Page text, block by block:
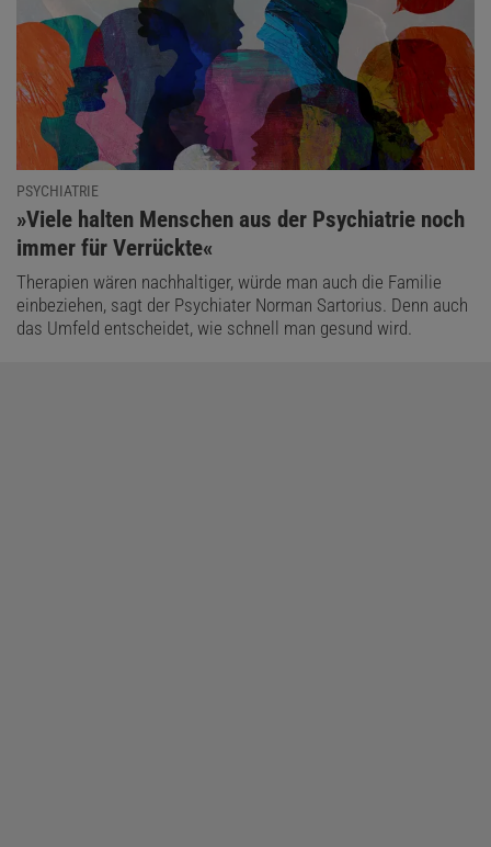
PSYCHIATRIE
:
»Viele halten Menschen aus der Psychiatrie noch
immer für Verrückte«
Therapien wären nachhaltiger, würde man auch die Familie
einbeziehen, sagt der Psychiater Norman Sartorius. Denn auch
das Umfeld entscheidet, wie schnell man gesund wird.